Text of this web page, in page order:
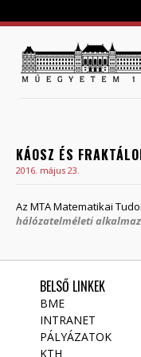
KÁOSZ ÉS
2016. május 23.
Az MTA Matematikai
hálózatelméleti
BELSŐ LINKEK
BME
INTRANET
PÁLYÁZATOK
KTH